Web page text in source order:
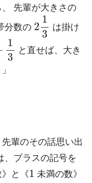
先輩が大きさの
分数の
2 13
は掛け
3
と直せば、大き
輩のその話思い出
、プラスの記号を
と《
1
未満の数》